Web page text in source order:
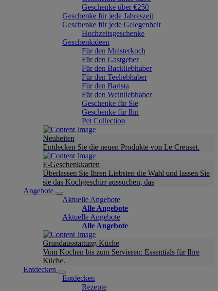
Geschenke über €250
Geschenke für jede Jahreszeit
Geschenke für jede Gelegenheit
Hochzeitsgeschenke
Geschenkideen
Für den Meisterkoch
Für den Gastgeber
Für den Backliebhaber
Für den Teeliebhaber
Für den Barista
Für den Weinliebhaber
Geschenke für Sie
Geschenke für Ihn
Pet Collection
Neuheiten
Entdecken Sie die neuen Produkte von Le Creuset.
E-Geschenkkarten
Überlassen Sie Ihren Liebsten die Wahl und lassen Sie
sie das Kochgeschirr aussuchen, das
Angebote
Aktuelle Angebote
Alle Angebote
Aktuelle Angebote
Alle Angebote
Grundausstattung Küche
Vom Kochen bis zum Servieren: Essentials für Ihre
Küche.
Entdecken
Entdecken
Rezepte